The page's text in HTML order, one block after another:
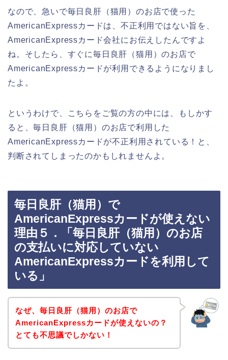
なので、急いで毎日良肝（猫用）のお店で使った
AmericanExpressカードは、不正利用ではない旨を、
AmericanExpressカード会社にお伝えしたんですよ
ね。そしたら、すぐに毎日良肝（猫用）のお店で
AmericanExpressカードが利用できるようになりまし
たよ。
というわけで、こちらをご覧の方の中には、もしかす
ると、毎日良肝（猫用）のお店で利用した
AmericanExpressカードが不正利用されている！と、
判断されてしまったのかもしれませんよ。
毎日良肝（猫用）で
AmericanExpressカードが使えない
理由５．「毎日良肝（猫用）のお店
の支払いに対応していない
AmericanExpressカードを利用して
いる」
なぜ、毎日良肝（猫用）のお店で
AmericanExpressカードが使えないの？
とても不思議でしかない！